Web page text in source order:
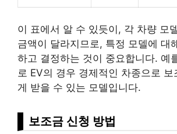
이 표에서 알 수 있듯이, 각 차량 모
금액이 달라지므로, 특정 모델에 대
하고 결정하는 것이 중요합니다. 예
로 EV의 경우 경제적인 차종으로 보
게 받을 수 있는 모델입니다.
보조금 신청 방법